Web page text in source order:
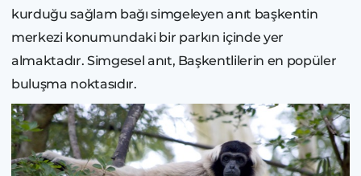
kurduğu sağlam bağı simgeleyen anıt başkentin
merkezi konumundaki bir parkın içinde yer
almaktadır. Simgesel anıt, Başkentlilerin en popüler
buluşma noktasıdır.